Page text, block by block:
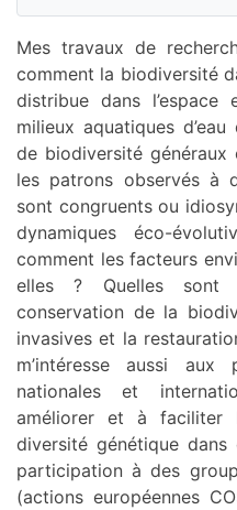
Mes travaux de
comment la biodiversité
distribue dans
milieux aquatiques
de biodiversité
les patrons observés à
sont congruents ou
dynamiques éco-
comment les facteurs
elles ? Quelles sont
conservation de la
invasives et la
m’intéresse aussi aux
nationales et
améliorer et à
diversité génétique
participation à des
(actions européennes